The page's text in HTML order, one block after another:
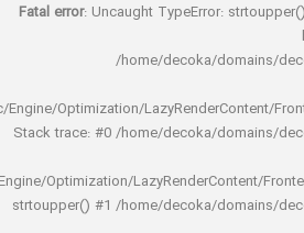
Fatal error : Uncaught
/home/decoka/
rocket/inc/Engine/Optimization/
Stack trace: #0 /home/decoka/
rocket/inc/Engine/Optimization/
strtoupper() #1 /home/decoka/